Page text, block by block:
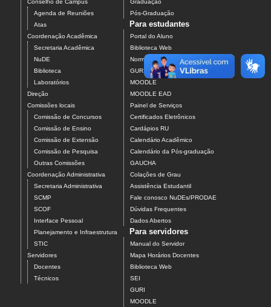
Conselho de Campus
Agenda de Reuniões
Atas
Coordenação Acadêmica
Secretaria Acadêmica
NuDE
Biblioteca
Laboratórios
Direção
Comissões locais
Comissão de Concursos
Comissão de Ensino
Comissão de Extensão
Comissão de Pesquisa
Outras Comissões
Coordenação Administrativa
Secretaria Administrativa
SCMP
SCOF
Interface Pessoal
Planejamento e Infraestrutura
STIC
Servidores
Docentes
Técnicos
Graduação
Pós-Graduação
Para estudantes
Portal do Aluno
Biblioteca Web
Normalização de Trabalhos
GURI
MOODLE
MOODLE EAD
Painel de Serviços
Certificados Eletrônicos
Cardápios RU
Calendário Acadêmico
Calendário da Pós-graduação
GAUCHA
Colações de Grau
Assistência Estudantil
Fale conosco NuDEs/PRODAE
Dúvidas Frequentes
Dados Abertos
Para servidores
Manual do Servidor
Mapa Horários Docentes
Biblioteca Web
SEI
GURI
MOODLE